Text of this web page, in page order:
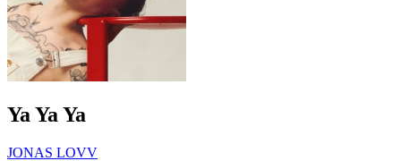
Ya Ya Ya
JONAS LOVV